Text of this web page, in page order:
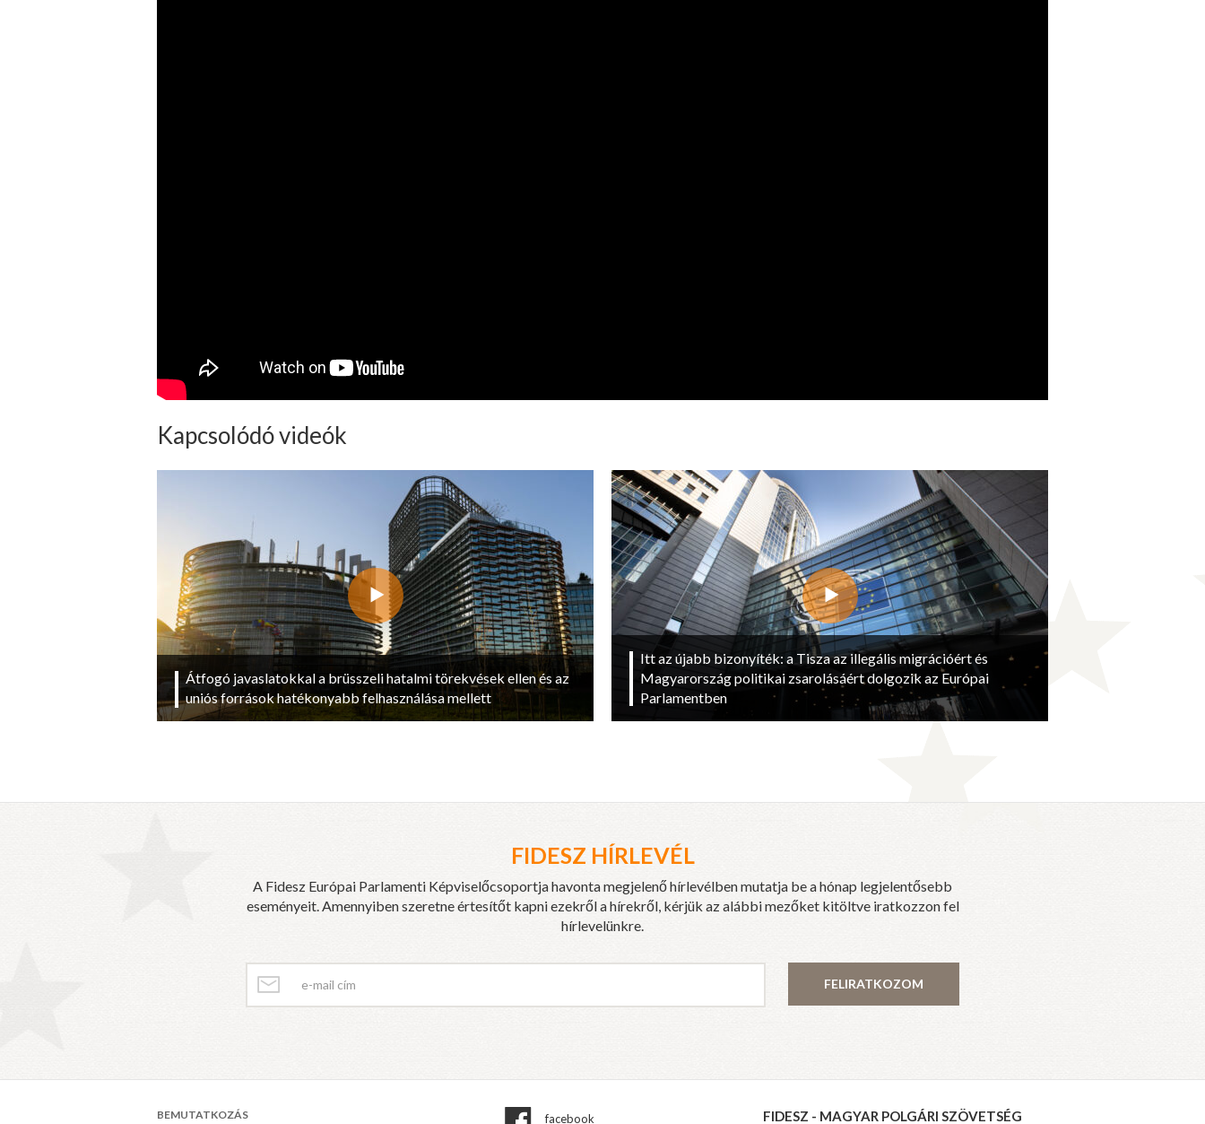
Kapcsolódó videók
Átfogó javaslatokkal a brüsszeli hatalmi törekvések ellen és az
uniós források hatékonyabb felhasználása mellett
Itt az újabb bizonyíték: a Tisza az illegális migrációért és
Magyarország politikai zsarolásáért dolgozik az Európai
Parlamentben
FIDESZ HÍRLEVÉL
A Fidesz Európai Parlamenti Képviselőcsoportja havonta megjelenő hírlevélben mutatja be a hónap legjelentősebb
eseményeit. Amennyiben szeretne értesítőt kapni ezekről a hírekről, kérjük az alábbi mezőket kitöltve iratkozzon fel
hírlevelünkre.
FELIRATKOZOM
BEMUTATKOZÁS facebook FIDESZ - MAGYAR POLGÁRI SZÖVETSÉG